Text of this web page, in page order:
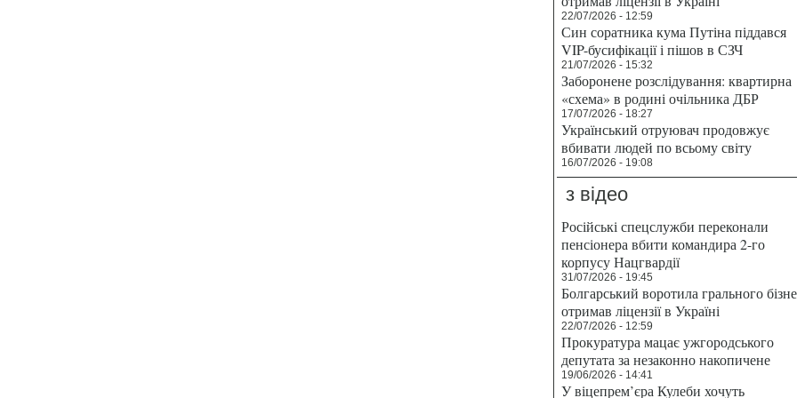
22/07/2026 - 12:59
Син соратника кума Путіна піддався
VIP-бусифікації і пішов в СЗЧ
21/07/2026 - 15:32
Заборонене розслідування: квартирна
«схема» в родині очільника ДБР
17/07/2026 - 18:27
Український отруювач продовжує
вбивати людей по всьому світу
16/07/2026 - 19:08
з відео
Російські спецслужби переконали
пенсіонера вбити командира 2-го
корпусу Нацгвардії
31/07/2026 - 19:45
Болгарський воротила грального
отримав ліцензії в Україні
22/07/2026 - 12:59
Прокуратура мацає ужгородського
депутата за незаконно накопичене
19/06/2026 - 14:41
У віцепрем’єра Кулеби хочуть